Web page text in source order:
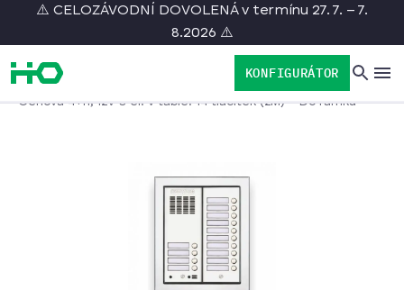
⚠️ CELOZÁVODNÍ DOVOLENÁ v termínu 27. 7. – 7.
8.2026 ⚠️
KONFIGURÁTOR
Domov
Genova 4+n, 12V s el. v table: 14 tlačítek (2M) - Do rámku